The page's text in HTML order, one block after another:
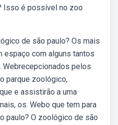
Isso é possível no zoo
de são paulo? Os mais
espaço com alguns tantos
Webrecepcionados pelos
parque zoológico,
e assistirão a uma
os. Webo que tem para
paulo? O zoológico de são